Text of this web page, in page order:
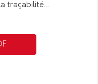
traçabilité…